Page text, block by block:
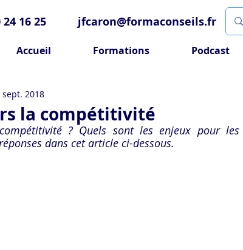
24 16 25 jfcaron@formaconseils.fr
Accueil Formations Podcast
la compétitivité
sept. 2018
? Quels sont les enjeux pour les
dans cet article ci-dessous.